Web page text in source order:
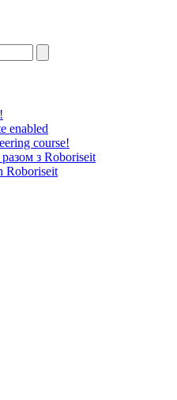
enabled
course!
з Roboriseit
Roboriseit